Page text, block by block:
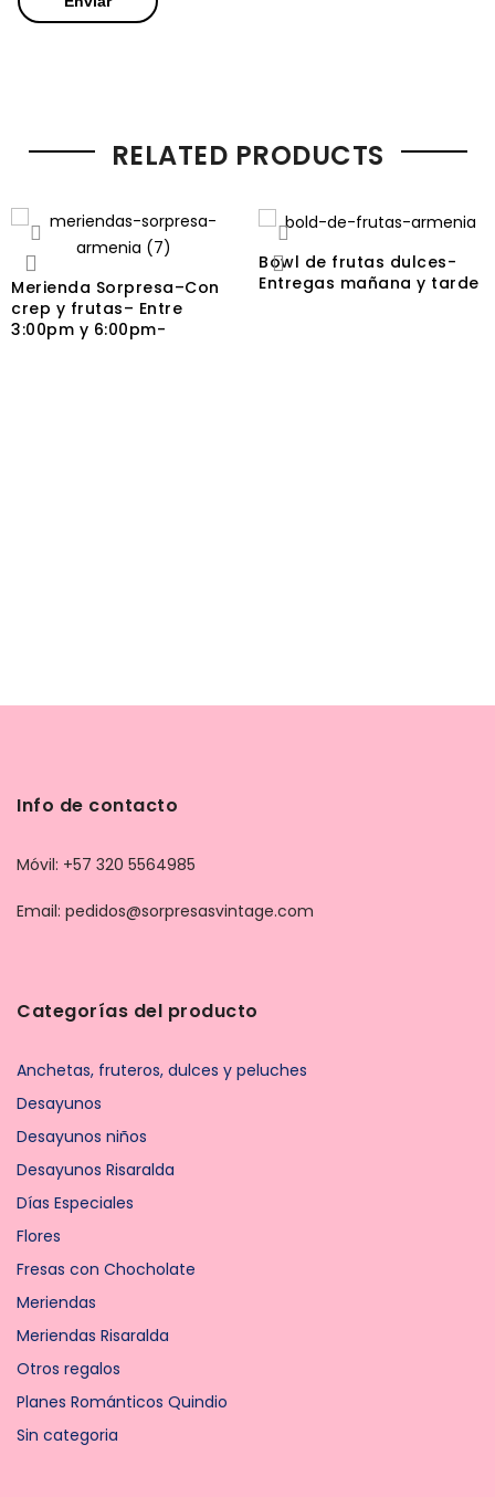
RELATED PRODUCTS
Merienda Sorpresa–Con
crep y frutas– Entre
3:00pm y 6:00pm-
Bowl de frutas dulces-
Entregas mañana y tarde
Info de contacto
Móvil: +57 320 5564985
Email: pedidos@sorpresasvintage.com
Categorías del producto
Anchetas, fruteros, dulces y peluches
Desayunos
Desayunos niños
Desayunos Risaralda
Días Especiales
Flores
Fresas con Chocholate
Meriendas
Meriendas Risaralda
Otros regalos
Planes Románticos Quindio
Sin categoria